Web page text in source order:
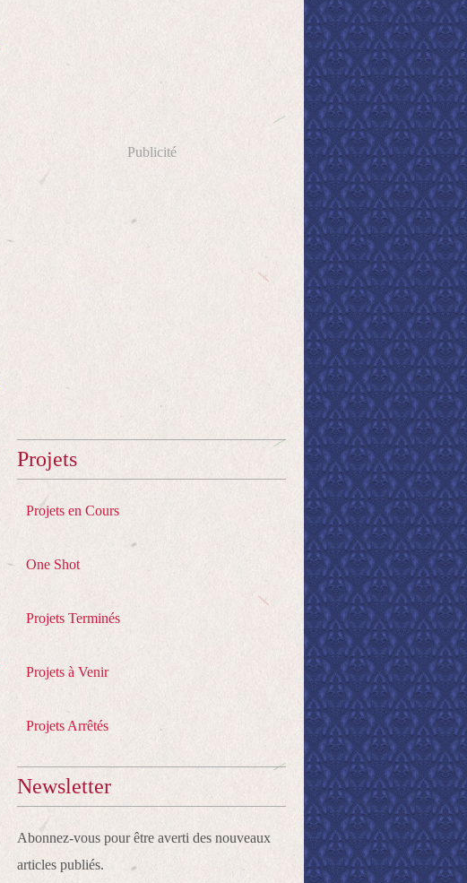
Publicité
Projets
Projets en Cours
One Shot
Projets Terminés
Projets à Venir
Projets Arrêtés
Newsletter
Abonnez-vous pour être averti des nouveaux
articles publiés.